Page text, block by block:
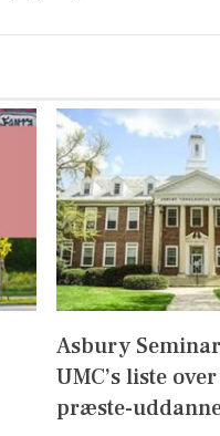
Asbury
UMC’s liste
præste-